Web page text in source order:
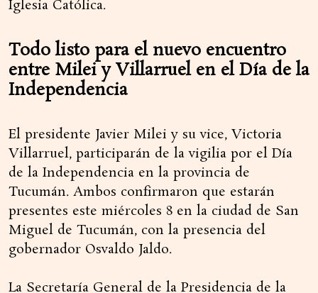
Iglesia Católica.
Todo listo para el nuevo encuentro
entre Milei y Villarruel en el Día de la
Independencia
El presidente Javier Milei y su vice, Victoria
Villarruel, participarán de la vigilia por el Día
de la Independencia en la provincia de
Tucumán. Ambos confirmaron que estarán
presentes este miércoles 8 en la ciudad de San
Miguel de Tucumán, con la presencia del
gobernador Osvaldo Jaldo.
La Secretaría General de la Presidencia de la